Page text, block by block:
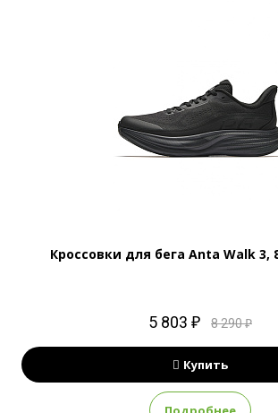
Кроссовки для бега Anta Walk 3,
5 803 ₽ 8 290 ₽
Купить